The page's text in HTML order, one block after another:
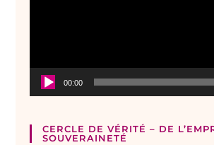
00:00
CERCLE DE VÉRITÉ – DE
SOUVERAINETÉ